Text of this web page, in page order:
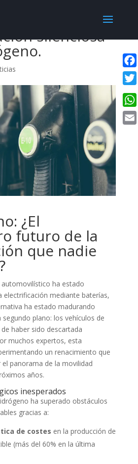
silenciosa
¿El
futuro de la
que nadie
ha estado
electrificación mediante baterías,
ha estado madurando
plano: los vehículos de
haber sido descartada
muchos expertos, esta
un renacimiento que
panorama de la movilidad
años.
inesperados
ha superado obstáculos
gracias a:
de costes en la producción de
(más del 60% en la última